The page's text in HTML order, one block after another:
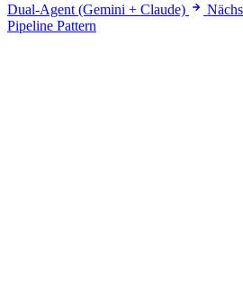
Dual-Agent (Gemini + Claude)
Pipeline Pattern